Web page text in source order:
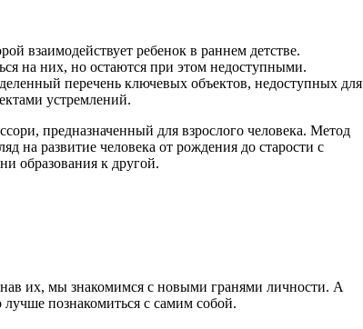
взаимодействует ребенок в раннем детстве.
на них, но остаются при этом недоступными.
перечень ключевых объектов, недоступных для
устремлений.
предназначенный для взрослого человека. Метод
на развитие человека от рождения до старости с
образования к другой.
их, мы знакомимся с новыми гранями личности. А
познакомиться с самим собой.